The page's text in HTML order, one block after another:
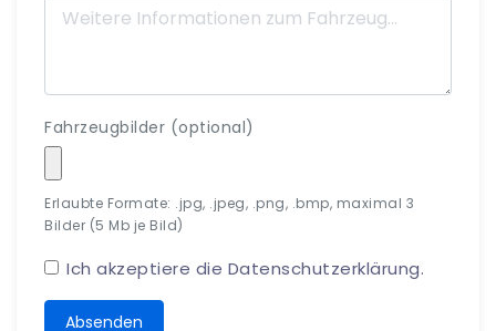
Fahrzeugbilder (optional)
Erlaubte Formate: .jpg, .jpeg, .png, .bmp, maximal 3
Bilder (5 Mb je Bild)
Ich akzeptiere die Datenschutzerklärung.
Absenden